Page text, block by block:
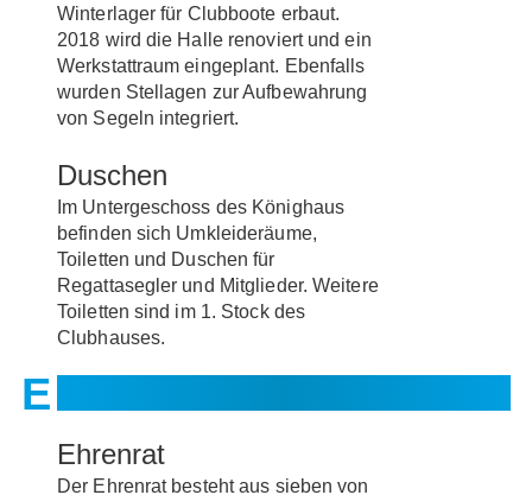
Winterlager für Clubboote erbaut.
2018 wird die Halle renoviert und ein
Werkstattraum eingeplant. Ebenfalls
wurden Stellagen zur Aufbewahrung
von Segeln integriert.
Duschen
Im Untergeschoss des Könighaus
befinden sich Umkleideräume,
Toiletten und Duschen für
Regattasegler und Mitglieder. Weitere
Toiletten sind im 1. Stock des
Clubhauses.
Ehrenrat
Der Ehrenrat besteht aus sieben von